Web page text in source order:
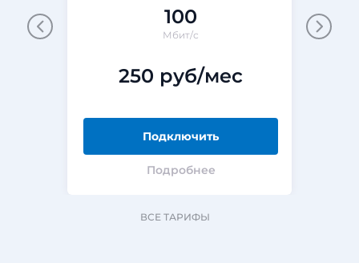
100
Мбит/с
250 руб/мес
Подключить
Подробнее
ВСЕ ТАРИФЫ